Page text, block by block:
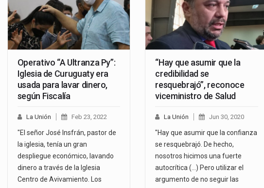
Operativo “A Ultranza Py”:
Iglesia de Curuguaty era
usada para lavar dinero,
según Fiscalía
La Unión Feb 23, 2022
"El señor José Insfrán, pastor de
la iglesia, tenía un gran
despliegue económico, lavando
dinero a través de la Iglesia
Centro de Avivamiento. Los
“Hay que asumir que la
credibilidad se
resquebrajó”, reconoce
viceministro de Salud
La Unión Jun 30, 2020
"Hay que asumir que la confianza
se resquebrajó. De hecho,
nosotros hicimos una fuerte
autocrítica (...) Pero utilizar el
argumento de no seguir las